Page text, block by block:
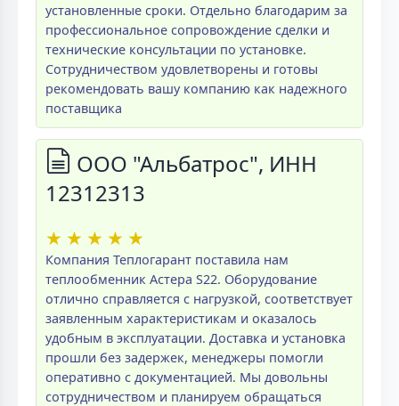
установленные сроки. Отдельно благодарим за
профессиональное сопровождение сделки и
технические консультации по установке.
Сотрудничеством удовлетворены и готовы
рекомендовать вашу компанию как надежного
поставщика
ООО "Альбатрос", ИНН
12312313
★ ★ ★ ★ ★
Компания Теплогарант поставила нам
теплообменник Астера S22. Оборудование
отлично справляется с нагрузкой, соответствует
заявленным характеристикам и оказалось
удобным в эксплуатации. Доставка и установка
прошли без задержек, менеджеры помогли
оперативно с документацией. Мы довольны
сотрудничеством и планируем обращаться